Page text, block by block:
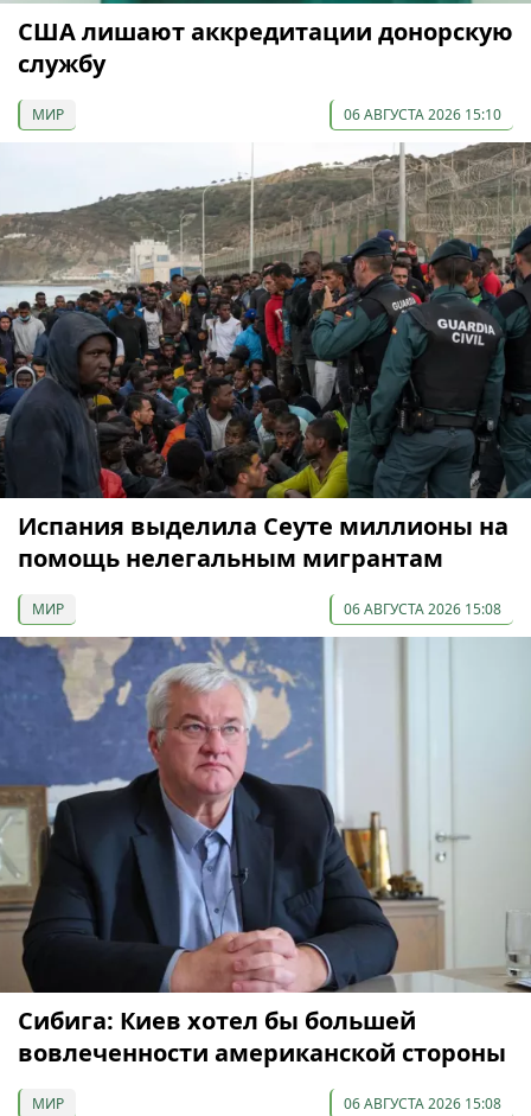
США лишают аккредитации донорскую
службу
МИР 06 АВГУСТА 2026 15:10
Испания выделила Сеуте миллионы на
помощь нелегальным мигрантам
МИР 06 АВГУСТА 2026 15:08
Сибига: Киев хотел бы большей
вовлеченности американской стороны
МИР 06 АВГУСТА 2026 15:08